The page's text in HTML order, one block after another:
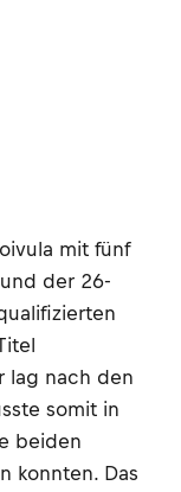
mit fünf
der 26-
lag nach den
somit in
beiden
konnten. Das